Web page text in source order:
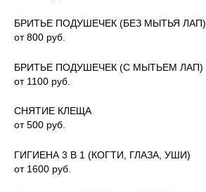
БРИТЬЕ ПОДУШЕЧЕК (БЕЗ МЫТЬЯ ЛАП)
от 800 руб.
БРИТЬЕ ПОДУШЕЧЕК (С МЫТЬЕМ ЛАП)
от 1100 руб.
СНЯТИЕ КЛЕЩА
от 500 руб.
ГИГИЕНА 3 В 1 (КОГТИ, ГЛАЗА, УШИ)
от 1600 руб.